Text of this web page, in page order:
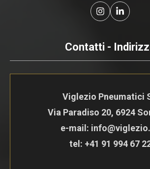
Contatti -
Viglezio Pneumatici
Via Paradiso 20, 6924
e-mail:
tel: +41 91 994 67